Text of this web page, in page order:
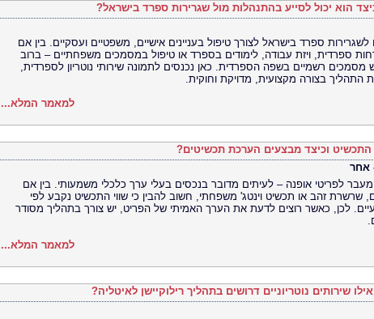
הוא יכול לסייע בהתנהלות מול שגרירות ספרד בישראל?
לשגרירות ספרד בישראל לצורך טיפול בעניינים אישיים, משפטיים ועסקיים. בין אם
ספרדית, ויזת עבודה, לימודים בספרד או טיפול במסמכים משפחתיים – ברוב
מסמכים רשמיים בשפה הספרדית. כאן נכנסים לתמונה שירותי נוטריון לספרדית,
בצורה מקצועית, מדויקת וחוקית.
למאמר המלא...
התכשיט וכיצד מבצעים הערכת תכשיטים?
אחר
לפריטי אופנה – לעיתים מדובר בנכסים בעלי ערך כלכלי משמעותי. בין אם
שרשרת זהב או תכשיט וינטג' משפחתי, חשוב להבין כי שווי התכשיט נקבע לפי
לכן, כאשר רוצים לדעת את הערך האמיתי של הפריט, יש צורך בתהליך מסודר
למאמר המלא...
שירותים נוטריוניים דרושים בתהליך רילוקיישן לאיטליה?